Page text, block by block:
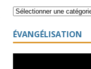
ÉVANGÉLISATION